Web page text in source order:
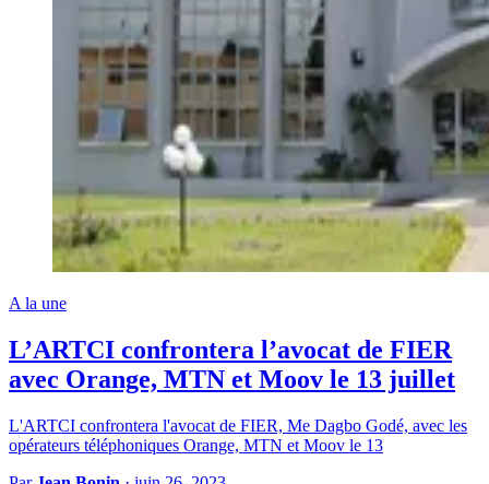
A la une
L’ARTCI confrontera l’avocat de FIER
avec Orange, MTN et Moov le 13 juillet
L'ARTCI confrontera l'avocat de FIER, Me Dagbo Godé, avec les
opérateurs téléphoniques Orange, MTN et Moov le 13